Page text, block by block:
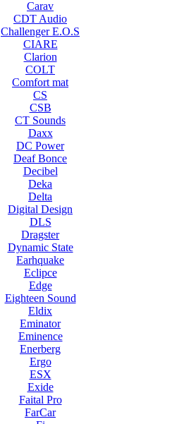
Carav
CDT Audio
Challenger E.O.S
CIARE
Clarion
COLT
Comfort mat
CS
CSB
CT Sounds
Daxx
DC Power
Deaf Bonce
Decibel
Deka
Delta
Digital Design
DLS
Dragster
Dynamic State
Earhquake
Eclipce
Edge
Eighteen Sound
Eldix
Eminator
Eminence
Enerberg
Ergo
ESX
Exide
Faital Pro
FarCar